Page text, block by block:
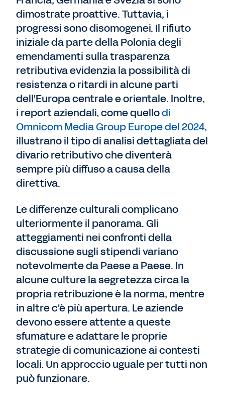
dimostrate proattive. Tuttavia, i
progressi sono disomogenei. Il rifiuto
iniziale da parte della Polonia degli
emendamenti sulla trasparenza
retributiva evidenzia la possibilità di
resistenza o ritardi in alcune parti
dell'Europa centrale e orientale. Inoltre,
i report aziendali, come quellodi
Omnicom Media Group Europe del 2024,
illustrano il tipo di analisi dettagliata del
divario retributivo che diventerà
sempre più diffuso a causa della
direttiva.
Le differenze culturali complicano
ulteriormente il panorama. Gli
atteggiamenti nei confronti della
discussione sugli stipendi variano
notevolmente da Paese a Paese. In
alcune culture la segretezza circa la
propria retribuzione è la norma, mentre
in altre c'è più apertura. Le aziende
devono essere attente a queste
sfumature e adattare le proprie
strategie di comunicazione ai contesti
locali. Un approccio uguale per tutti non
può funzionare.